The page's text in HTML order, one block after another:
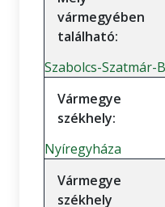
vármegyében
található:
Szabolcs-Szatmár-
Vármegye
székhely:
Nyíregyháza
Vármegye
székhely